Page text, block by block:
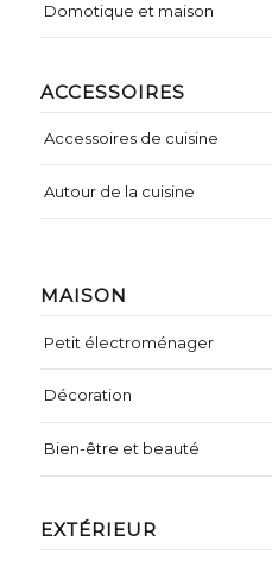
MAISON
Petit électroménager
Décoration
Bien-être et beauté
EXTÉRIEUR
Domotique et maison
ACCESSOIRES
Accessoires de cuisine
Autour de la cuisine